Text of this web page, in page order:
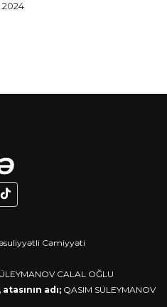
Cəmiyyəti
CALAL OĞLU
adı; QASIM SÜLEYMANOV